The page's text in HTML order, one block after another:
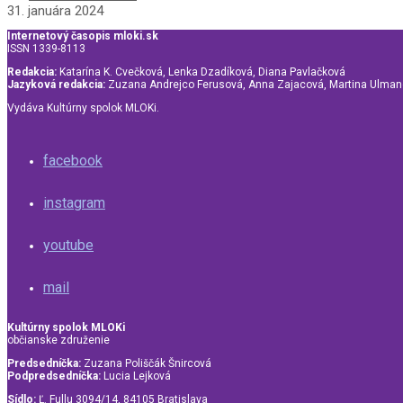
31. januára 2024
Internetový časopis mloki.sk
ISSN 1339-8113
Redakcia: Katarína K. Cvečková, Lenka Dzadíková, Diana Pavlačková
Jazyková redakcia: Zuzana Andrejco Ferusová, Anna Zajacová, Martina
Vydáva Kultúrny spolok MLOKi.
facebook
instagram
youtube
mail
Kultúrny spolok MLOKi
občianske združenie
Predsedníčka: Zuzana Poliščák Šnircová
Podpredsedníčka: Lucia Lejková
Sídlo: Ľ. Fullu 3094/14, 84105 Bratislava